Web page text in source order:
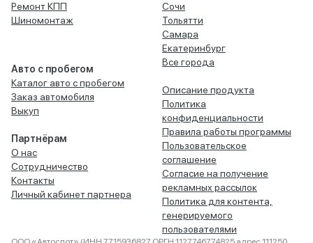
Ремонт КПП
Шиномонтаж
Авто с пробегом
Каталог авто с пробегом
Заказ автомобиля
Выкуп
Партнёрам
О нас
Сотрудничество
Контакты
Личный кабинет партнера
Сочи
Тольятти
Самара
Екатеринбург
Все города
Описание продукта
Политика
конфиденциальности
Правила работы программы
Пользовательское
соглашение
Согласие на получение
рекламных рассылок
Политика для контента,
генерируемого
пользователями